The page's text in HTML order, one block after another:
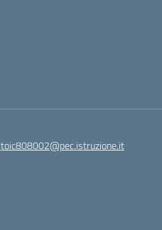
toic808002@pec.istruzione.it